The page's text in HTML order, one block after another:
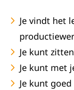
Je vindt het
Je kunt
Je kunt met
Je kunt